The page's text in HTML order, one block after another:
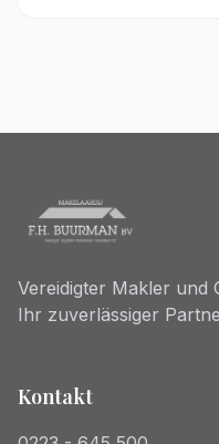
Vereidigter Makler und
Ihr zuverlässiger
Kontakt